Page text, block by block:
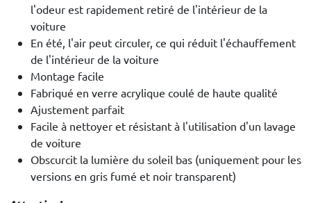
l'odeur est rapidement retiré de l'intérieur de la
voiture
En été, l'air peut circuler, ce qui réduit l'échauffement
de l'intérieur de la voiture
Montage facile
Fabriqué en verre acrylique coulé de haute qualité
Ajustement parfait
Facile à nettoyer et résistant à l'utilisation d'un lavage
de voiture
Obscurcit la lumière du soleil bas (uniquement pour les
versions en gris fumé et noir transparent)